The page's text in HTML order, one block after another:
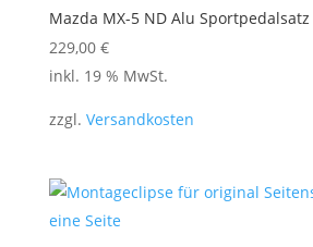
Mazda MX-5 ND Alu
229,00 €
inkl. 19 % MwSt.
zzgl. Versandkosten